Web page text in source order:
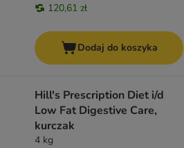
120,61 zł
Dodaj do koszyka
Hill's Prescription Diet i/d
Low Fat Digestive Care,
kurczak
4 kg